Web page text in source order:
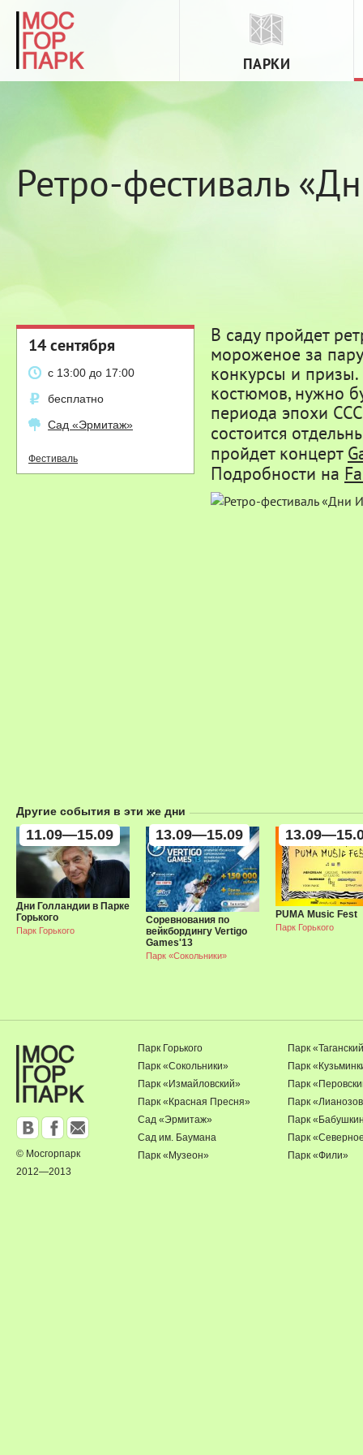
ПАРКИ
Ретро-фестиваль
14 сентября
с 13:00 до 17:00
бесплатно
Сад «Эрмитаж»
Фестиваль
В саду пройдет
мороженое за
конкурсы и призы.
костюмов, нужно
периода эпохи
состоится
пройдетконцерт
Подробности на
Другие события в эти же дни
11.09—15.09
Дни Голландии в Парке
Горького
Парк Горького
13.09—15.09
Соревнования по
вейкбордингу Vertigo
Games'13
Парк «Сокольники»
PUMA Music Fest
Парк Горького
© Мосгорпарк
2012—2013
Парк Горького
Парк «Сокольники»
Парк «Измайловский»
Парк «Красная Пресня»
Сад «Эрмитаж»
Сад им. Баумана
Парк «Музеон»
Парк
Парк
Парк
Парк
Парк
Парк
Парк «Фили»